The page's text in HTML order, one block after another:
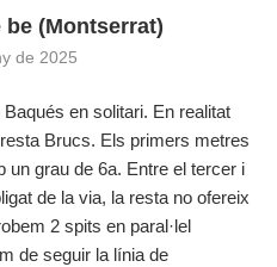
be (Montserrat)
de 2025
en solitari. En realitat
Brucs. Els primers metres
un grau de 6a. Entre el tercer i
de la via, la resta no ofereix
2 spits en paral·lel
de seguir la línia de